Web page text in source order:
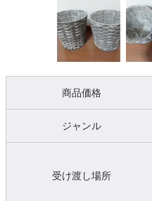
商品価格
ジャンル
受け渡し場所